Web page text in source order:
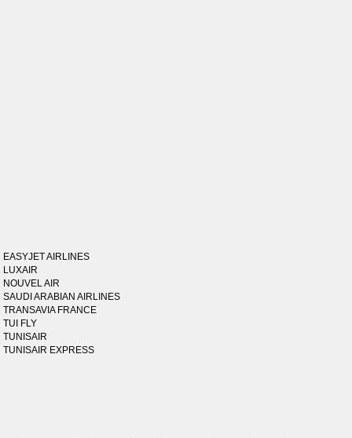
EASYJET AIRLINES
LUXAIR
NOUVEL AIR
SAUDI ARABIAN AIRLINES
TRANSAVIA FRANCE
TUI FLY
TUNISAIR
TUNISAIR EXPRESS